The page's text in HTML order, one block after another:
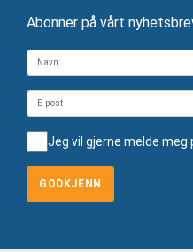
Abonner på vårt
Jeg vil gjerne melde
GODKJENN